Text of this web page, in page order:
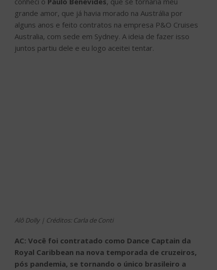
grande amor, que já havia morado na Austrália por
alguns anos e feito contratos na empresa P&O Cruises
Australia, com sede em Sydney. A ideia de fazer isso
juntos partiu dele e eu logo aceitei tentar.
Alô Dolly | Créditos: Carla de Conti
AC: Você foi contratado como Dance Captain da
Royal Caribbean na nova temporada de cruzeiros,
pós pandemia, se tornando o único brasileiro a